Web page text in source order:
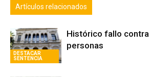
Artículos relacionados
DESTACAR
SENTENCIA
Histórico fallo contra
personas